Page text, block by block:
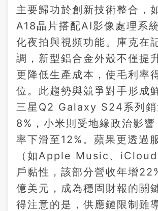
主要歸功於創新技術整合，
A18晶片搭配AI影像處理系
化夜拍與視頻功能。庫克在
調，新型鋁合金外殼不僅提
更降低生產成本，使毛利率
位。此趨勢與競爭對手形成
三星Q2 Galaxy S24系列銷
8%，小米則受地緣政治影
率下滑至12%。蘋果更透過
（如Apple Music、iCloud
戶黏性，該部分營收年增
億美元，成為穩固財報的關
得注意的是，供應鏈限制雖